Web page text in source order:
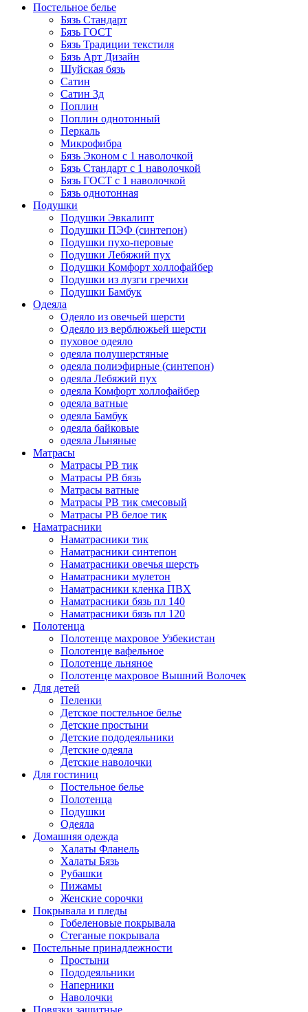
Постельное белье
Бязь Стандарт
Бязь ГОСТ
Бязь Традиции текстиля
Бязь Арт Дизайн
Шуйская бязь
Сатин
Сатин 3д
Поплин
Поплин однотонный
Перкаль
Микрофибра
Бязь Эконом с 1 наволочкой
Бязь Стандарт с 1 наволочкой
Бязь ГОСТ с 1 наволочкой
Бязь однотонная
Подушки
Подушки Эвкалипт
Подушки ПЭФ (синтепон)
Подушки пухо-перовые
Подушки Лебяжий пух
Подушки Комфорт холлофайбер
Подушки из лузги гречихи
Подушки Бамбук
Одеяла
Одеяло из овечьей шерсти
Одеяло из верблюжьей шерсти
пуховое одеяло
одеяла полушерстяные
одеяла полиэфирные (синтепон)
одеяла Лебяжий пух
одеяла Комфорт холлофайбер
одеяла ватные
одеяла Бамбук
одеяла байковые
одеяла Льняные
Матрасы
Матрасы РВ тик
Матрасы РВ бязь
Матрасы ватные
Матрасы РВ тик смесовый
Матрасы РВ белое тик
Наматрасники
Наматрасники тик
Наматрасники синтепон
Наматрасники овечья шерсть
Наматрасники мулетон
Наматрасники кленка ПВХ
Наматрасники бязь пл 140
Наматрасники бязь пл 120
Полотенца
Полотенце махровое Узбекистан
Полотенце вафельное
Полотенце льняное
Полотенце махровое Вышний Волочек
Для детей
Пеленки
Детское постельное белье
Детские простыни
Детские пододеяльники
Детские одеяла
Детские наволочки
Для гостиниц
Постельное белье
Полотенца
Подушки
Одеяла
Домашняя одежда
Халаты Фланель
Халаты Бязь
Рубашки
Пижамы
Женские сорочки
Покрывала и пледы
Гобеленовые покрывала
Стеганые покрывала
Постельные принадлежности
Простыни
Пододеяльники
Наперники
Наволочки
Повязки защитные